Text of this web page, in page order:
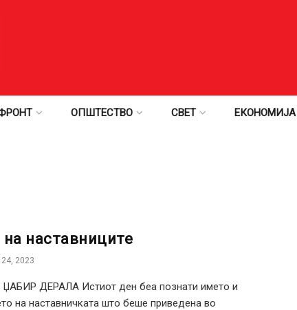
ОПШТЕСТВО СВЕТ ЕКОНОМИЈА
наставниците
2023
ЏАБИР ДЕРАЛА Истиот ден беа познати името и
на наставничката што беше приведена во